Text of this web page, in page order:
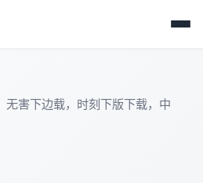
无害下边载，时刻下版下载，中